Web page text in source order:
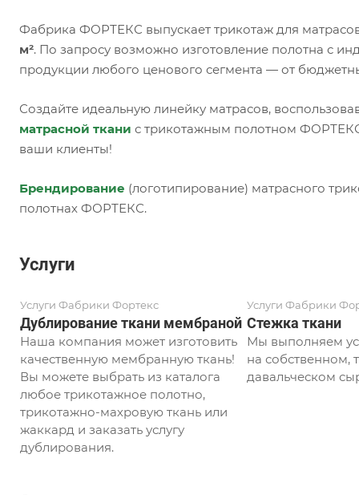
Фабрика ФОРТЕКС выпускает трикотаж для
м². По запросу возможно изготовление полотна с
продукции любого ценового сегмента — от
Создайте идеальную линейку матрасов,
матрасной ткани с трикотажным полотном
ваши клиенты!
Брендирование (логотипирование) матрасного
полотнах ФОРТЕКС.
Услуги
Услуги Фабрики Фортекс
Дублирование ткани мембраной
Наша компания может изготовить
качественную мембранную ткань!
Вы можете выбрать из каталога
любое трикотажное полотно,
трикотажно-махровую ткань или
жаккард и заказать услугу
дублирования.
Услуги Фабрики
Стежка ткани
Мы выполняем
на собственном,
давальческом